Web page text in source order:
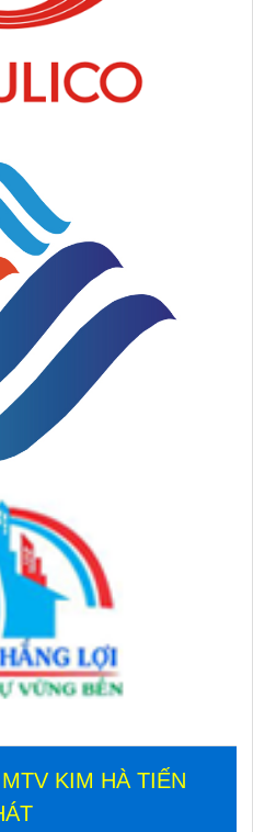
KIM HÀ TIẾN